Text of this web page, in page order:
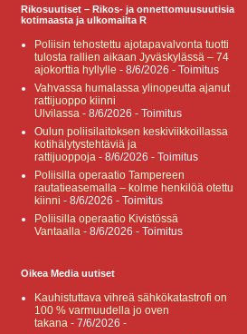
Rikosuutiset – Rikos- ja onnettomuusuutisia
kotimaasta ja ulkomailta R
Poliisin tehostettu ajotapavalvonta tuotti
tulosta rallien aikaan Jyväskylässä – 74
ajokorttia hyllylle - 8/6/2026 - Toimitus
Vahvassa humalassa ylinopeutta ajanut
rattijuoppo kiinni
Ulvilassa - 8/6/2026 - Toimitus
Oulun poliisilaitoksen keskiviikkoillassa
kotihälytystehtäviä ja
rattijuoppoja - 8/6/2026 - Toimitus
Poliisilla operaatio Tampereen
rautatieasemalla – kolme henkilöä otettu
kiinni - 8/6/2026 - Toimitus
Poliisilla operaatio Kivistössä
Vantaalla - 8/6/2026 - Toimitus
Oikea Media uutiset
Kauhistuttava vihreä sähkökatastrofi on
100 % varmuudella jo oven
takana - 7/6/2026 -